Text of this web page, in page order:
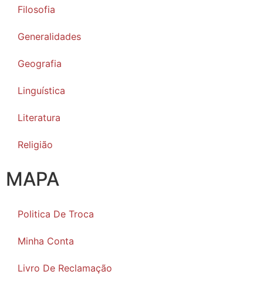
Filosofia
Generalidades
Geografia
Linguística
Literatura
Religião
MAPA
Politica De Troca
Minha Conta
Livro De Reclamação